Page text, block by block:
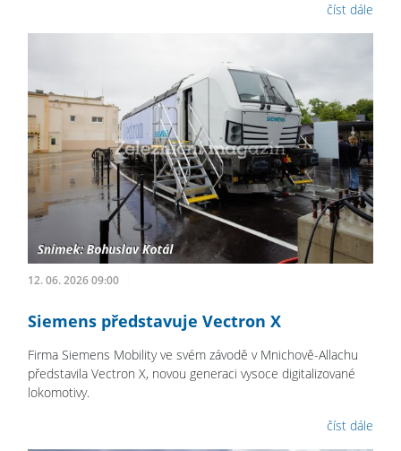
číst dále
12. 06. 2026 09:00
Siemens představuje Vectron X
Firma Siemens Mobility ve svém závodě v Mnichově-Allachu
představila Vectron X, novou generaci vysoce digitalizované
lokomotivy.
číst dále